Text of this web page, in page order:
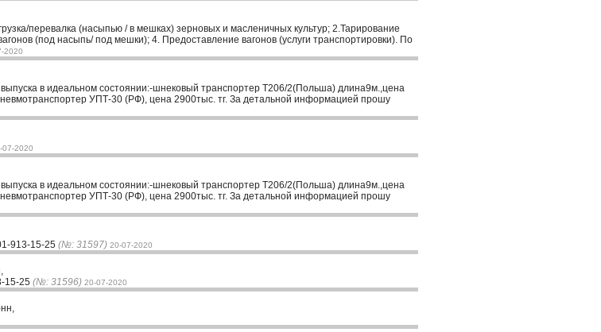
перевалка (насыпью / в мешках) зерновых и масленичных культур; 2.Тарирование
(под насыпь/ под мешки); 4. Предоставление вагонов (услуги транспортировки). По
2020
в идеальном состоянии:-шнековый транспортер Т206/2(Польша) длина9м.,цена
УПТ-30 (РФ), цена 2900тыс. тг. За детальной информацией прошу
07-2020
в идеальном состоянии:-шнековый транспортер Т206/2(Польша) длина9м.,цена
УПТ-30 (РФ), цена 2900тыс. тг. За детальной информацией прошу
913-15-25 (№: 31597) 20-07-2020
15-25 (№: 31596) 20-07-2020